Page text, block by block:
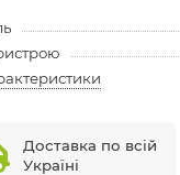
Доставка по всій
Україні